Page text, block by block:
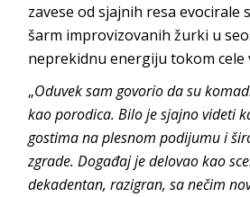
zavese od sjajnih resa evocirale
šarm improvizovanih žurki u
neprekidnu energiju tokom cele
„Oduvek sam govorio da su
kao porodica. Bilo je sjajno videti
gostima na plesnom podijumu i
zgrade. Događaj je delovao kao
dekadentan, razigran, sa nečim